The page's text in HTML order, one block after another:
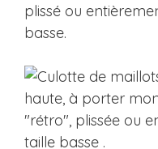
plissé ou
basse.